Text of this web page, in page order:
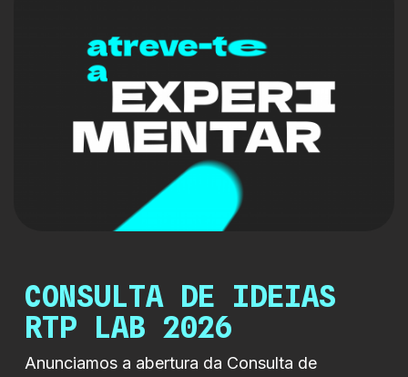
direto com profissionais ativos, tecnologias
atuais e contextos reais de produção, […]
CONSULTA DE IDEIAS
RTP LAB 2026
Anunciamos a abertura da Consulta de